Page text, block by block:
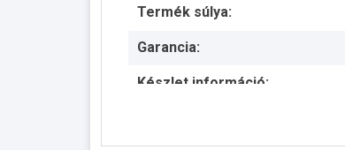
Termék súlya:
Garancia:
Készlet információ: